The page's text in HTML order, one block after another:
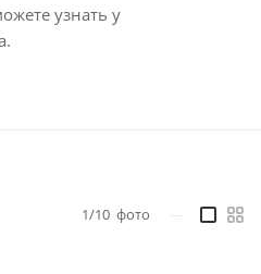
узнать у
1/10 фото